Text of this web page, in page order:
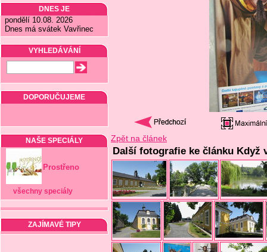
DNES JE
pondělí 10.08. 2026
Dnes má svátek Vavřinec
VYHLEDÁVÁNÍ
DOPORUČUJEME
NAŠE SPECIÁLY
Prostřeno
všechny speciály
ZAJÍMAVÉ TIPY
Zpět na článek
Další fotografie ke článku Když